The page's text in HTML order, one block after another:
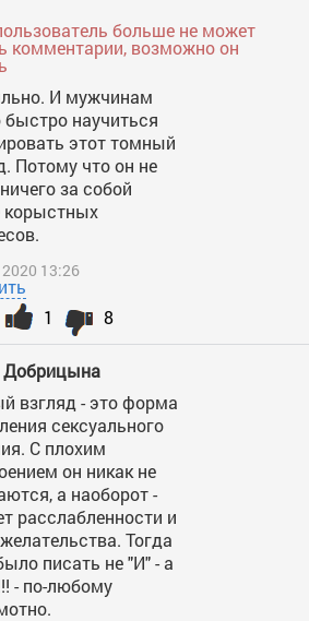
больше не может
комментарии, возможно он
И мужчинам
быстро научиться
этот томный
Потому что он не
за собой
корыстных
13:26
8
1
Добрицына
взгляд - это форма
сексуального
С плохим
он никак не
а наоборот -
расслабленности и
Тогда
писать не "И" - а
- по-любому